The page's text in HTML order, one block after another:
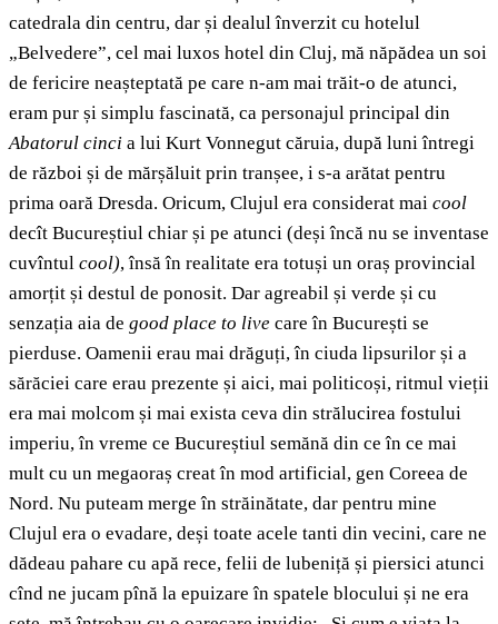
catedrala din centru, dar și dealul înverzit cu hotelul
„Belvedere”, cel mai luxos hotel din Cluj, mă năpădea un soi
de fericire neașteptată pe care n-am mai trăit-o de atunci,
eram pur și simplu fascinată, ca personajul principal din
Abatorul cinci a lui Kurt Vonnegut căruia, după luni întregi
de război și de mărșăluit prin tranșee, i s-a arătat pentru
prima oară Dresda. Oricum, Clujul era considerat mai cool
decît Bucureștiul chiar și pe atunci (deși încă nu se inventase
cuvîntul cool), însă în realitate era totuși un oraș provincial
amorțit și destul de ponosit. Dar agreabil și verde și cu
senzația aia de good place to live care în București se
pierduse. Oamenii erau mai drăguți, în ciuda lipsurilor și a
sărăciei care erau prezente și aici, mai politicoși, ritmul vieții
era mai molcom și mai exista ceva din strălucirea fostului
imperiu, în vreme ce Bucureștiul semănă din ce în ce mai
mult cu un megaoraș creat în mod artificial, gen Coreea de
Nord. Nu puteam merge în străinătate, dar pentru mine
Clujul era o evadare, deși toate acele tanti din vecini, care ne
dădeau pahare cu apă rece, felii de lubeniță și piersici atunci
cînd ne jucam pînă la epuizare în spatele blocului și ne era